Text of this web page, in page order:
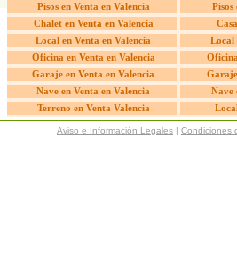
Pisos en Venta en Valencia
Pisos
Chalet en Venta en Valencia
Local en Venta en Valencia
Local
Oficina en Venta en Valencia
Garaje en Venta en Valencia
Nave en Venta en Valencia
Nave
Terreno en Venta Valencia
Aviso e Información Legales | Condiciones